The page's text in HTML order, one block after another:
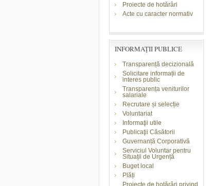
Proiecte de hotărâri
Acte cu caracter normativ
INFORMAŢII PUBLICE
Transparență decizională
Solicitare informații de
interes public
Transparența veniturilor
salariale
Recrutare și selecție
Voluntariat
Informaţii utile
Publicaţii Căsătorii
Guvernanță Corporativă
Serviciul Voluntar pentru
Situații de Urgență
Buget local
Plăți
Proiecte de hotărâri privind